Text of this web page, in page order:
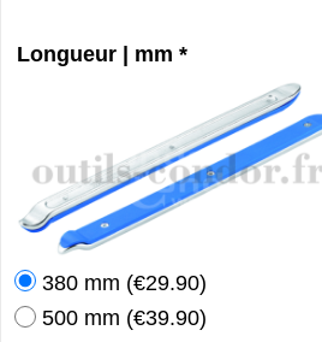
Longueur | mm *
380 mm (€29.90)
500 mm (€39.90)